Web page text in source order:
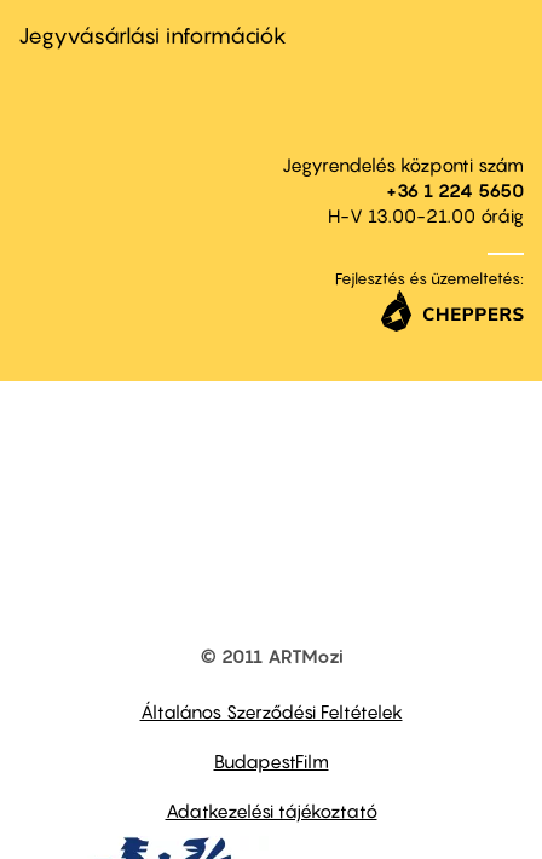
second
Jegyvásárlási információk
Jegyrendelés központi szám
+36 1 224 5650
H-V 13.00-21.00 óráig
Fejlesztés és üzemeltetés:
© 2011 ARTMozi
Általános Szerződési Feltételek
BudapestFilm
Adatkezelési tájékoztató